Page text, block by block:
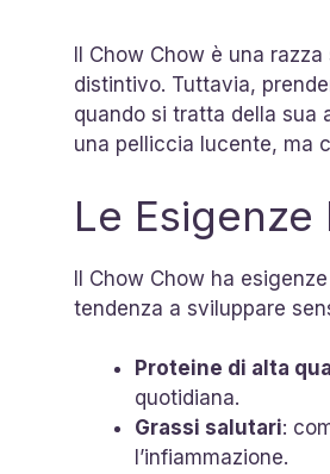
Il Chow Chow è una
distintivo. Tuttavia,
quando si tratta della sua
una pelliccia lucente, ma
Le
Il Chow Chow ha
tendenza a sviluppare
Proteine di alta
quotidiana.
Grassi salutari:
l’infiammazione.